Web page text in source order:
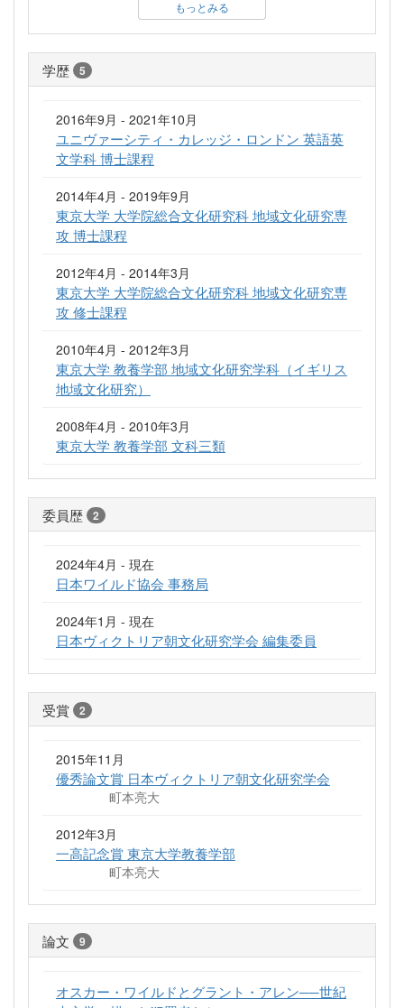
もっとみる
学歴 5
2016年9月 - 2021年10月
ユニヴァーシティ・カレッジ・ロンドン 英語英
文学科 博士課程
2014年4月 - 2019年9月
東京大学 大学院総合文化研究科 地域文化研究専
攻 博士課程
2012年4月 - 2014年3月
東京大学 大学院総合文化研究科 地域文化研究専
攻 修士課程
2010年4月 - 2012年3月
東京大学 教養学部 地域文化研究学科（イギリス
地域文化研究）
2008年4月 - 2010年3月
東京大学 教養学部 文科三類
委員歴 2
2024年4月 - 現在
日本ワイルド協会 事務局
2024年1月 - 現在
日本ヴィクトリア朝文化研究学会 編集委員
受賞 2
2015年11月
優秀論文賞 日本ヴィクトリア朝文化研究学会
町本亮大
2012年3月
一高記念賞 東京大学教養学部
町本亮大
論文 9
オスカー・ワイルドとグラント・アレン──世紀